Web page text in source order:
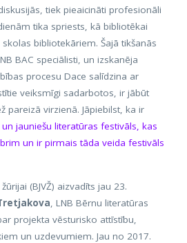
tiek pieaicināti profesionāli
tika spriests, kā bibliotēkai
bibliotekāriem. Šajā tikšanās
BAC speciālisti, un izskanēja
procesu Dace salīdzina ar
veiksmīgi sadarbotos, ir jābūt
pareizā virzienā. Jāpiebilst, ka ir
jauniešu literatūras festivāls, kas
un ir pirmais tāda veida festivāls
(BJVŽ) aizvadīts jau 23.
, LNB Bērnu literatūras
projekta vēsturisko attīstību,
un uzdevumiem. Jau no 2017.